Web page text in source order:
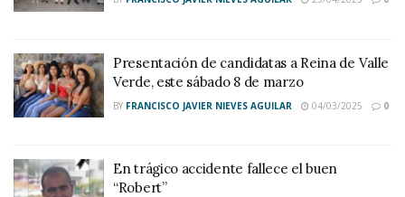
Presentación de candidatas a Reina de Valle
Verde, este sábado 8 de marzo
BY FRANCISCO JAVIER NIEVES AGUILAR 04/03/2025 0
En trágico accidente fallece el buen
“Robert”